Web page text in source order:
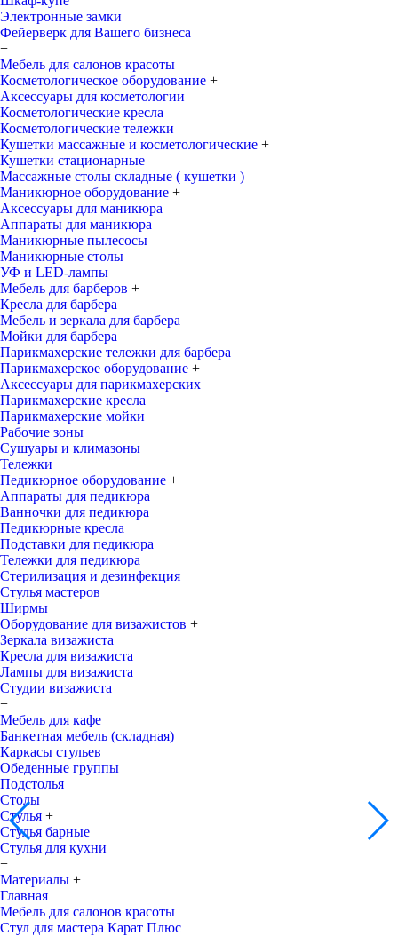
Электронные замки
Фейерверк для Вашего бизнеса
+
Мебель для салонов красоты
Косметологическое оборудование +
Аксессуары для косметологии
Косметологические кресла
Косметологические тележки
Кушетки массажные и косметологические +
Кушетки стационарные
Массажные столы складные ( кушетки )
Маникюрное оборудование +
Аксессуары для маникюра
Аппараты для маникюра
Маникюрные пылесосы
Маникюрные столы
УФ и LED-лампы
Мебель для барберов +
Кресла для барбера
Мебель и зеркала для барбера
Мойки для барбера
Парикмахерские тележки для барбера
Парикмахерское оборудование +
Аксессуары для парикмахерских
Парикмахерские кресла
Парикмахерские мойки
Рабочие зоны
Сушуары и климазоны
Тележки
Педикюрное оборудование +
Аппараты для педикюра
Ванночки для педикюра
Педикюрные кресла
Подставки для педикюра
Тележки для педикюра
Стерилизация и дезинфекция
Стулья мастеров
Ширмы
Оборудование для визажистов +
Зеркала визажиста
Кресла для визажиста
Лампы для визажиста
Студии визажиста
+
Мебель для кафе
Банкетная мебель (складная)
Каркасы стульев
Обеденные группы
Подстолья
Столы
Стулья +
Стулья барные
Стулья для кухни
+
Материалы +
Главная
Мебель для салонов красоты
Стул для мастера Карат Плюс